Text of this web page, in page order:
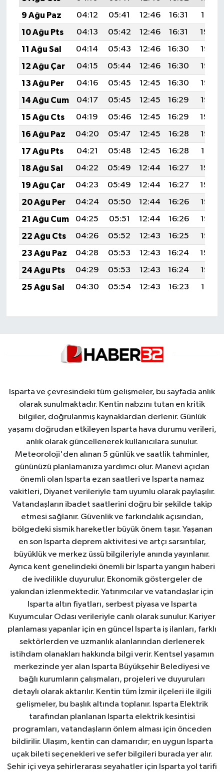
9 Ağu Paz
04:12 05:41 12:46 16:31
19:41
10 Ağu Pts
04:13 05:42 12:46 16:31
19:39
11 Ağu Sal
04:14 05:43 12:46 16:30
19:38
12 Ağu Çar
04:15 05:44 12:46 16:30
19:37
13 Ağu Per
04:16 05:45 12:45 16:30
19:36
14 Ağu Cum
04:17 05:45 12:45 16:29
19:35
15 Ağu Cts
04:19 05:46 12:45 16:29
19:34
16 Ağu Paz
04:20 05:47 12:45 16:28
19:33
17 Ağu Pts
04:21 05:48 12:45 16:28
19:31
18 Ağu Sal
04:22 05:49 12:44 16:27
19:30
19 Ağu Çar
04:23 05:49 12:44 16:27
19:29
20 Ağu Per
04:24 05:50 12:44 16:26
19:28
21 Ağu Cum
04:25 05:51 12:44 16:26
19:26
22 Ağu Cts
04:26 05:52 12:43 16:25
19:25
23 Ağu Paz
04:28 05:53 12:43 16:24
19:24
24 Ağu Pts
04:29 05:53 12:43 16:24
19:22
25 Ağu Sal
04:30 05:54 12:43 16:23 19:21
Isparta ve çevresindeki tüm gelişmeler, bu sayfada anlık
olarak sunulmaktadır. Kentin nabzını tutan en kritik
bilgiler, doğrulanmış kaynaklardan derlenir. Günlük
yaşamı doğrudan etkileyen Isparta hava durumu verileri,
anlık olarak güncellenerek kullanıcılara sunulur.
Meteoroloji'den alınan 5 günlük ve saatlik tahminler,
gününüzü planlamanıza yardımcı olur. Manevi açıdan
önemli olan Isparta ezan saatleri ve Isparta namaz
vakitleri, Diyanet verileriyle tam uyumlu olarak paylaşılır.
Vatandaşların ibadet saatlerini doğru bir şekilde takip
etmesi sağlanır. Güvenlik ve farkındalık açısından,
bölgedeki sismik hareketler büyük önem taşır. Yaşanan
en son Isparta deprem aktivitesi ve artçı sarsıntılar,
büyüklük ve merkez üssü bilgileriyle anında yayınlanır.
Ayrıca kent genelindeki önemli bir Isparta yangın haberi
de ivedilikle duyurulur. Ekonomik göstergeler de
yakından izlenmektedir. Yatırımcılar ve vatandaşlar için
Isparta altın fiyatları, serbest piyasa ve Isparta
Kuyumcular Odası verileriyle canlı olarak sunulur. Kariyer
planlaması yapanlar için en güncel Isparta iş ilanları, farklı
sektörlerden ve uzmanlık alanlarından derlenerek
istihdam olanakları hakkında bilgi verir. Kentsel yaşamın
merkezinde yer alan Isparta Büyükşehir Belediyesi ve
bağlı kurumların çalışmaları, projeleri ve duyuruları
detaylı olarak aktarılır. Kentin tüm İzmir ilçeleri ile ilgili
gelişmeler, bu başlık altında toplanır. Isparta Elektrik
tarafından planlanan Isparta elektrik kesintisi
programları, vatandaşların önlem alması için önceden
bildirilir. Ulaşım, kentin can damarıdır; en uygun Isparta
uçak bileti seçenekleri ve sefer bilgileri burada yer alır.
Şehir içi veya şehirlerarası seyahatler için Isparta yol tarifi